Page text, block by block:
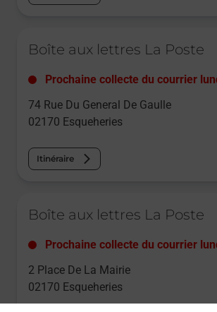
Boîte aux lettres La Poste
Prochaine collecte du courrier
74 Rue Du General De Gaulle
02170 Esqueheries
Itinéraire
Boîte aux lettres La Poste
Prochaine collecte du courrier
2 Place De La Mairie
02170 Esqueheries